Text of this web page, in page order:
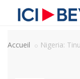
Accueil Nigeria: